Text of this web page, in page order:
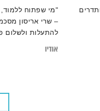
"מי שפתוח ללמוד,
– שרי אריסון
להתעלות ולשלום
אודיו